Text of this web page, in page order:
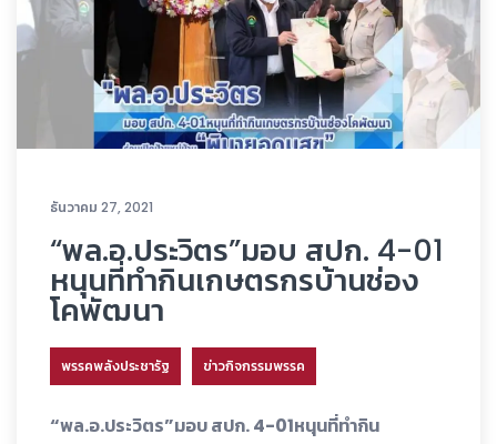
ธันวาคม 27, 2021
“พล.อ.ประวิตร”มอบ สปก. 4-01
หนุนที่ทำกินเกษตรกรบ้านช่อง
โคพัฒนา
พรรคพลังประชารัฐ ข่าวกิจกรรมพรรค
“พล.อ.ประวิตร”มอบ สปก. 4-01หนุนที่ทำกิน